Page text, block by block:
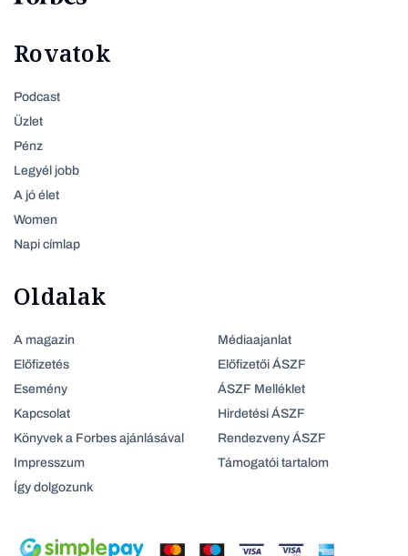
Rovatok
Podcast
Üzlet
Pénz
Legyél jobb
A jó élet
Women
Napi címlap
Oldalak
A magazin
Előfizetés
Esemény
Kapcsolat
Könyvek a Forbes ajánlásával
Impresszum
Így dolgozunk
Médiaajanlat
Előfizetői ÁSZF
ÁSZF Melléklet
Hirdetési ÁSZF
Rendezveny ÁSZF
Támogatói tartalom